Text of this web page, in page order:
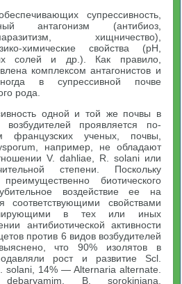
супрессивность,
антагонизм (антибиоз,
хищничество),
химические свойства (pH,
солей и др.). Как правило,
комплексом антагонистов и
в супрессивной почве
рода.
одной и той же почвы в
проявляется по-
ученых, почвы,
например, не обладают
V. dahliae, R. solani или
степени. Поскольку
биотического
воздействие ее на
соответствующими свойствами
в тех или иных
антибиотической активности
против 6 видов возбудителей
что 90% изолятов в
рост и развитие Scl.
14% — Alternaria alternate.
B. sorokiniana,